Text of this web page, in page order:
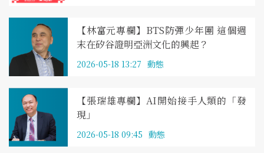
【林富元專欄】BTS防彈少年團 這個週
末在矽谷證明亞洲文化的興起？
2026-05-18 13:27 動態
【張瑞雄專欄】AI開始接手人類的「發
現」
2026-05-18 09:45 動態